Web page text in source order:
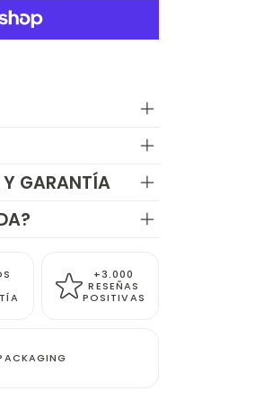
Y GARANTÍA
+3.000
RESEÑAS
POSITIVAS